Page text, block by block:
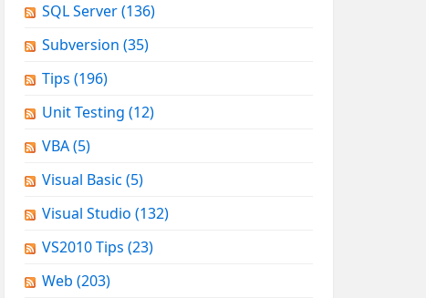
SQL Server(136)
Subversion (35)
Tips (196)
Unit Testing (12)
VBA(5)
Visual Basic (5)
Visual Studio (132)
VS2010 Tips (23)
Web (203)